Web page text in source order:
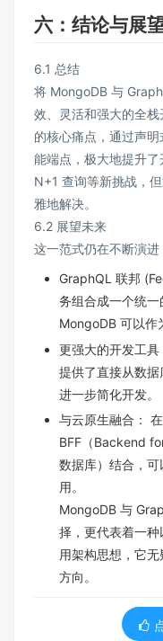
六：结论与展
6.1 总结
将 MongoDB 与
效、灵活和强大的全
的核心痛点，通过声
能端点，极大地提升
N+1 查询等新挑战，
雅地解决。
6.2 展望未来
这一范式仍在不断演进
GraphQL 联邦
务组合成一个统一
MongoDB 可以作
更强大的开发工
提供了直接从数据
进一步简化开发。
与云原生融合：
BFF（Backend
数据库）结合，
用。
MongoDB 与
择，更代表着一
用架构思想，它
方向。